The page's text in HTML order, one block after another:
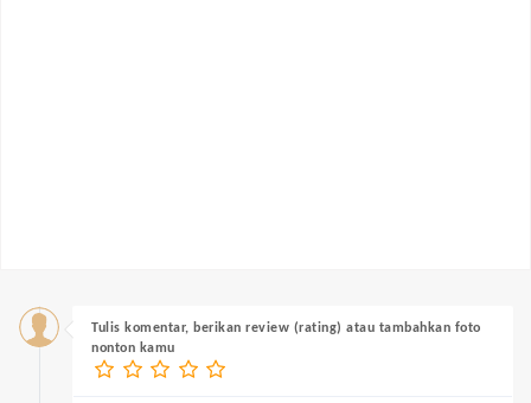
Tulis komentar, berikan review (rating) atau tambahkan foto
nonton kamu